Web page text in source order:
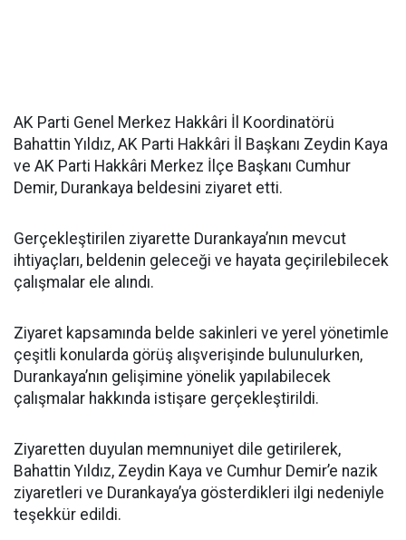
AK Parti Genel Merkez Hakkâri İl Koordinatörü
Bahattin Yıldız, AK Parti Hakkâri İl Başkanı Zeydin Kaya
ve AK Parti Hakkâri Merkez İlçe Başkanı Cumhur
Demir, Durankaya beldesini ziyaret etti.
Gerçekleştirilen ziyarette Durankaya’nın mevcut
ihtiyaçları, beldenin geleceği ve hayata geçirilebilecek
çalışmalar ele alındı.
Ziyaret kapsamında belde sakinleri ve yerel yönetimle
çeşitli konularda görüş alışverişinde bulunulurken,
Durankaya’nın gelişimine yönelik yapılabilecek
çalışmalar hakkında istişare gerçekleştirildi.
Ziyaretten duyulan memnuniyet dile getirilerek,
Bahattin Yıldız, Zeydin Kaya ve Cumhur Demir’e nazik
ziyaretleri ve Durankaya’ya gösterdikleri ilgi nedeniyle
teşekkür edildi.